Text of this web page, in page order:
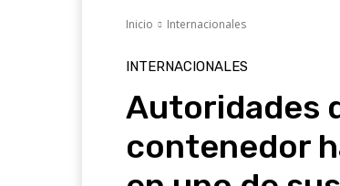
Inicio Internacionales
INTERNACIONALES
Autoridades
contenedor